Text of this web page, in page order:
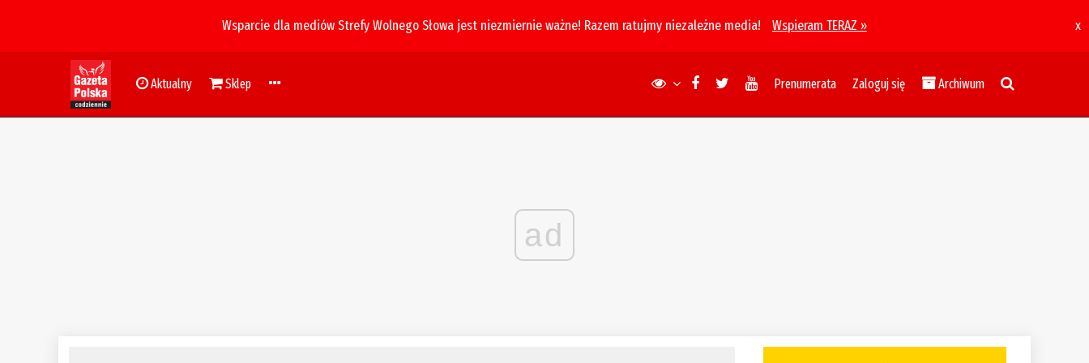
Wsparcie dla mediów Strefy Wolnego Słowa jest niezmiernie ważne! Razem ratujmy niezależne media! Wspieram TERAZ » x
Aktualny Sklep Prenumerata Zaloguj się Archiwum
ad